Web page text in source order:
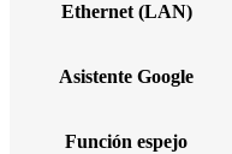
Ethernet (LAN)
Asistente Google
Función espejo